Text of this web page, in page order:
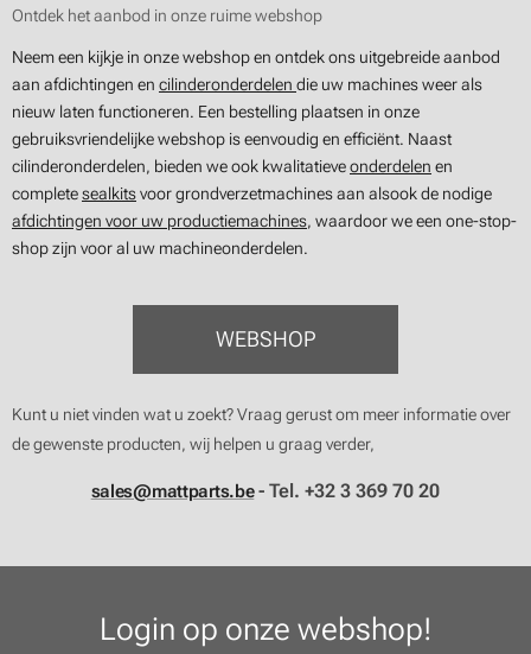
Ontdek het aanbod in onze ruime webshop
Neem een kijkje in onze webshop en ontdek ons uitgebreide aanbod
aan afdichtingen en cilinderonderdelen die uw machines weer als
nieuw laten functioneren. Een bestelling plaatsen in onze
gebruiksvriendelijke webshop is eenvoudig en efficiënt. Naast
cilinderonderdelen, bieden we ook kwalitatieveonderdelen en
completesealkitsvoor grondverzetmachines aan alsook de nodige
afdichtingen voor uw productiemachines, waardoor we een one-stop-
shop zijn voor al uw machineonderdelen.
WEBSHOP
Kunt u niet vinden wat u zoekt? Vraag gerust om meer informatie over
de gewenste producten, wij helpen u graag verder,
sales@mattparts.be- Tel. +32 3 369 70 20
Login op onze webshop!